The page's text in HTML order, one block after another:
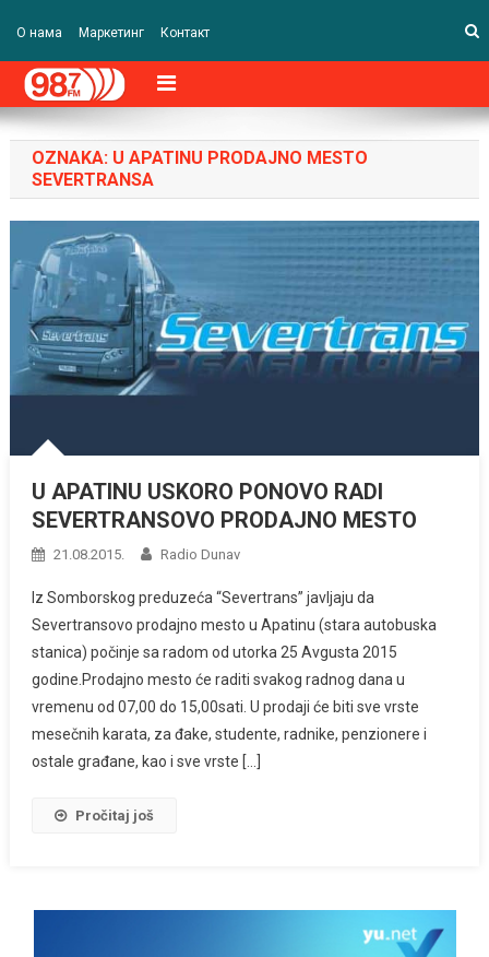
О нама Маркетинг Контакт
OZNAKA: U APATINU PRODAJNO MESTO
SEVERTRANSA
U APATINU USKORO PONOVO RADI
SEVERTRANSOVO PRODAJNO MESTO
21.08.2015. Radio Dunav
Iz Somborskog preduzeća “Severtrans” javljaju da
Severtransovo prodajno mesto u Apatinu (stara autobuska
stanica) počinje sa radom od utorka 25 Avgusta 2015
godine.Prodajno mesto će raditi svakog radnog dana u
vremenu od 07,00 do 15,00sati. U prodaji će biti sve vrste
mesečnih karata, za đake, studente, radnike, penzionere i
ostale građane, kao i sve vrste […]
Pročitaj još